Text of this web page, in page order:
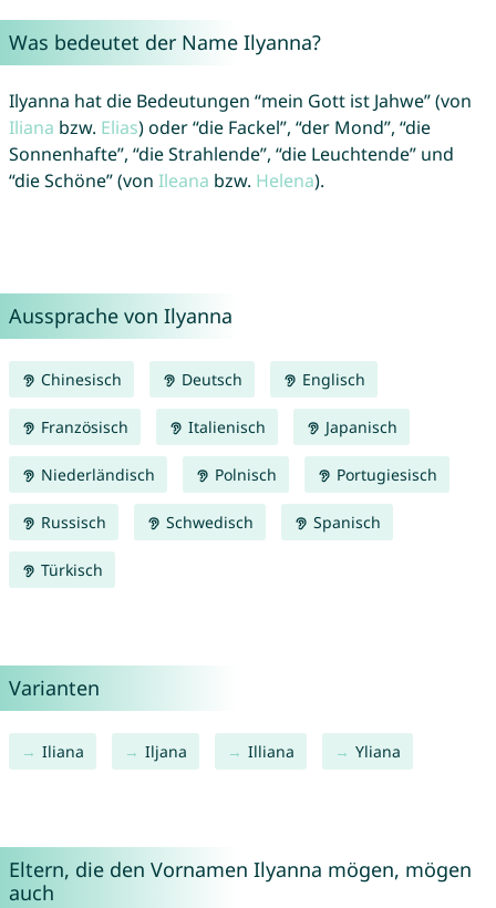
Was bedeutet der Name Ilyanna?
Ilyanna hat die Bedeutungen “mein Gott ist Jahwe” (von
Iliana bzw. Elias) oder “die Fackel”, “der Mond”, “die
Sonnenhafte”, “die Strahlende”, “die Leuchtende” und
“die Schöne” (von Ileana bzw. Helena).
Aussprache von Ilyanna
Chinesisch Deutsch Englisch
Französisch Italienisch Japanisch
Niederländisch Polnisch Portugiesisch
Russisch Schwedisch Spanisch
Türkisch
Varianten
Iliana Iljana Illiana Yliana
Eltern, die den Vornamen Ilyanna mögen, mögen
auch